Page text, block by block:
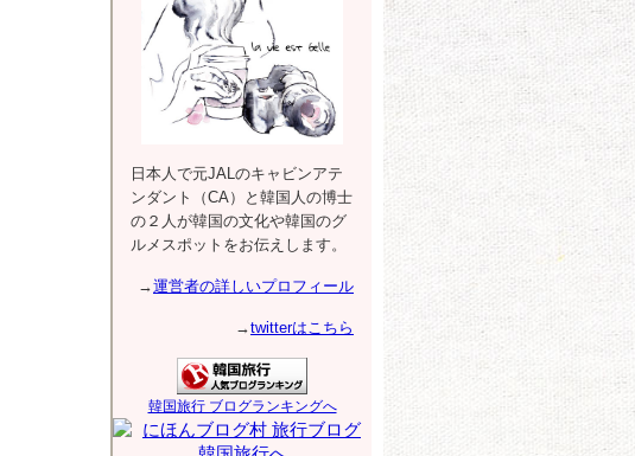
日本人で元JALのキャビンアテ
ンダント（CA）と韓国人の博士
の２人が韓国の文化や韓国のグ
ルメスポットをお伝えします。
→運営者の詳しいプロフィール
→twitterはこちら
韓国旅行 ブログランキングへ